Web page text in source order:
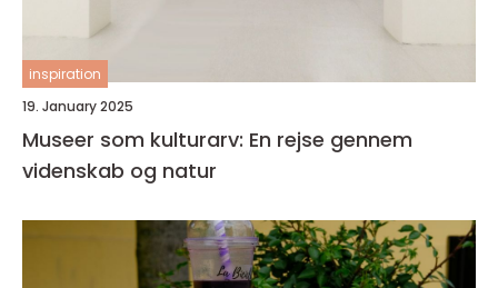
inspiration
19. January 2025
Museer som kulturarv: En rejse gennem
videnskab og natur